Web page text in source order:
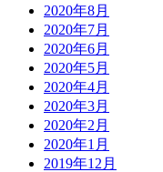
2020年8月
2020年7月
2020年6月
2020年5月
2020年4月
2020年3月
2020年2月
2020年1月
2019年12月